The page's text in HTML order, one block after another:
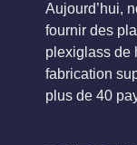
Aujourd’hui,
fournir des
plexiglass de
fabrication
plus de 40